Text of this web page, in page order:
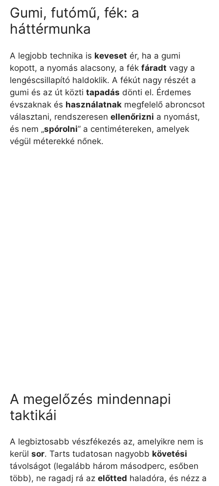
Gumi, futómű, fék: a
háttérmunka
A legjobb technika is keveset ér, ha a gumi
kopott, a nyomás alacsony, a fék fáradt vagy a
lengéscsillapító haldoklik. A fékút nagy részét a
gumi és az út közti tapadás dönti el. Érdemes
évszaknak és használatnak megfelelő abroncsot
választani, rendszeresen ellenőrizni a nyomást,
és nem „spórolni” a centimétereken, amelyek
végül méterekké nőnek.
A megelőzés mindennapi
taktikái
A legbiztosabb vészfékezés az, amelyikre nem is
kerül sor. Tarts tudatosan nagyobb követési
távolságot (legalább három másodperc, esőben
több), ne ragadj rá az előtted haladóra, és nézz a